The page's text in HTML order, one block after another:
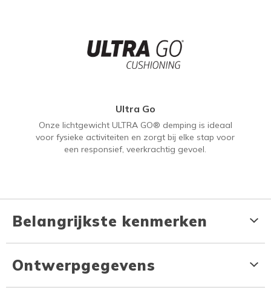
Ultra Go
Onze lichtgewicht ULTRA GO® demping is ideaal
voor fysieke activiteiten en zorgt bij elke stap voor
een responsief, veerkrachtig gevoel.
Belangrijkste kenmerken
Ontwerpgegevens